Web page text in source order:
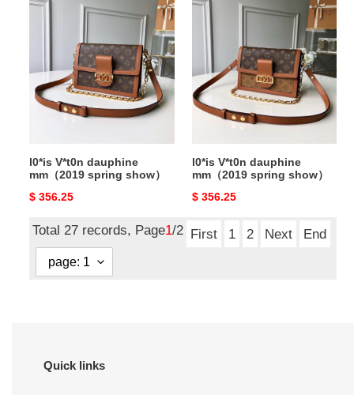
l0*is
mm（2019
spring
show）
l0*is V*t0n dauphine
mm（2019 spring show）
Original
$ 356.25
l0*is
V*t0n
dauphine
mm（2019
spring
show）
l0*is V*t0n dauphine
mm（2019 spring show）
Original
$ 356.25
Total 27 records, Page1/2 First 1 2 Next End
Quick links